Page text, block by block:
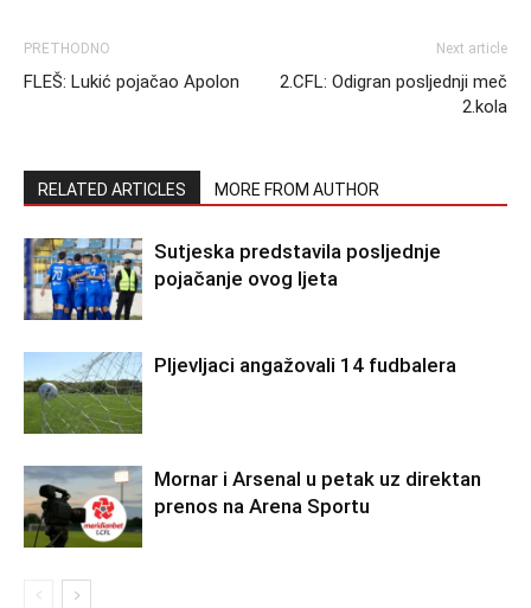
PRETHODNO
FLEŠ: Lukić pojačao Apolon
Next article
2.CFL: Odigran posljednji meč
2.kola
RELATED ARTICLES MORE FROM AUTHOR
Sutjeska predstavila posljednje
pojačanje ovog ljeta
Pljevljaci angažovali 14 fudbalera
Mornar i Arsenal u petak uz direktan
prenos na Arena Sportu